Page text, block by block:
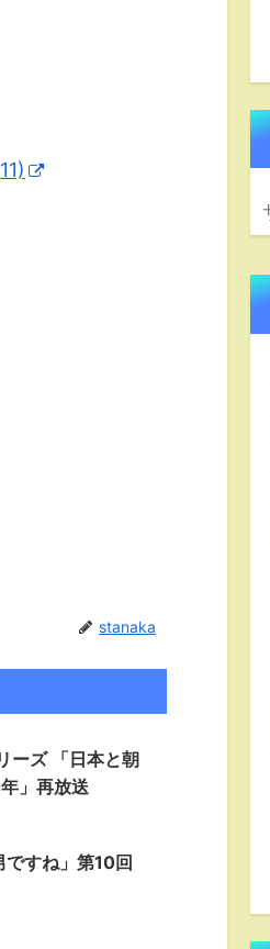
stanaka
ーズ 「日本と朝
」再放送
ですね」第10回